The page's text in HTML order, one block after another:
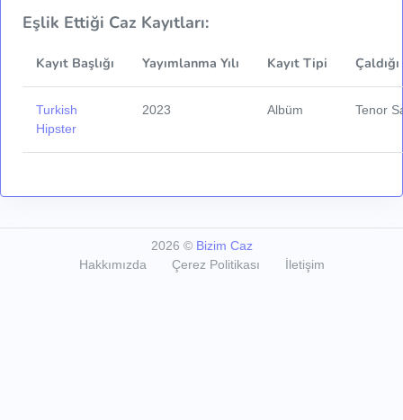
Eşlik Ettiği Caz Kayıtları:
Kayıt Başlığı Yayımlanma Yılı Kayıt Tipi
Turkish
Hipster
2023 Albüm Tenor
2026 © Bizim Caz
Hakkımızda
Çerez Politikası İletişim